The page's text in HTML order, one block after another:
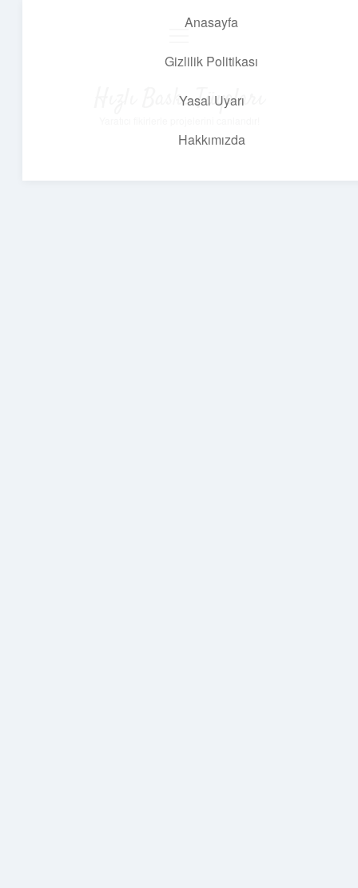
Anasayfa
Gizlilik Politikası
Yasal Uyarı
Hakkımızda
Hızlı Baskı Tüyoları